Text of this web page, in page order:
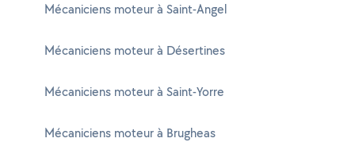
Mécaniciens moteur à Saint-Angel
Mécaniciens moteur à Désertines
Mécaniciens moteur à Saint-Yorre
Mécaniciens moteur à Brugheas